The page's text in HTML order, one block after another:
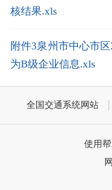
核结果.xls
附件3泉州市中心市
为B级企业信息.xls
全国交通系统网站
使用